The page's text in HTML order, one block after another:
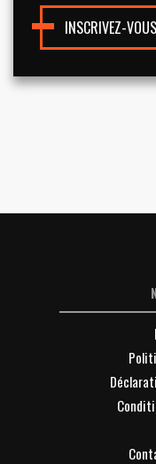
INSCRIVEZ-VOUS